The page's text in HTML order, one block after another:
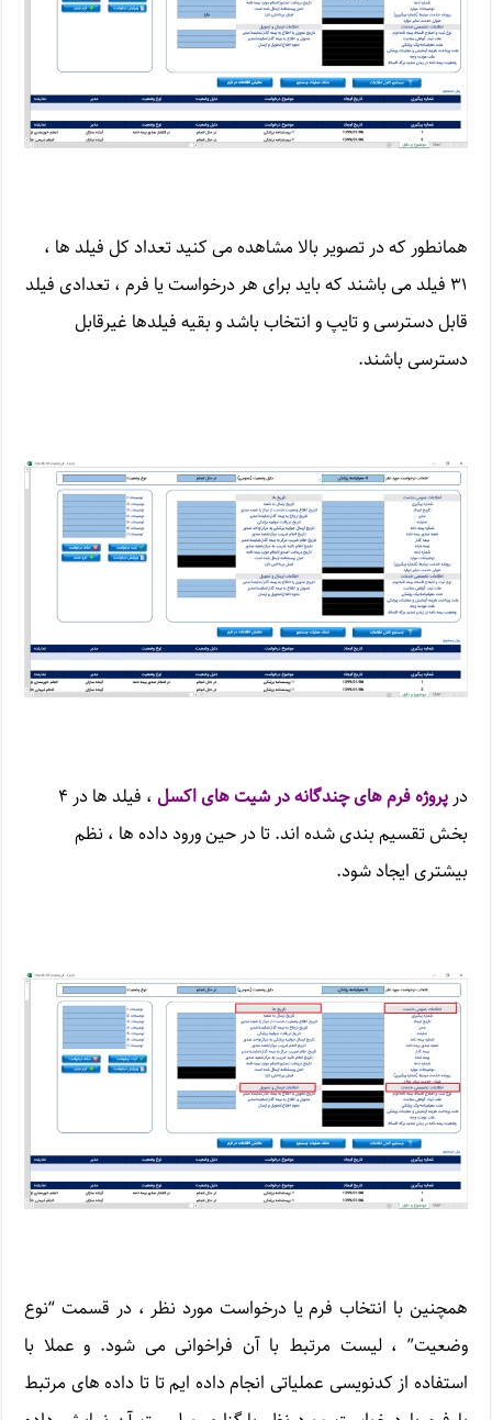
همانطور که در تصویر بالا مشاهده می کنید تعداد کل فیلد ها ،
۳۱ فیلد می باشند که باید برای هر درخواست یا فرم ، تعدادی فیلد
قابل دسترسی و تایپ و انتخاب باشد و بقیه فیلدها غیرقابل
دسترسی باشند.
درپروژه فرم های چندگانه در شیت های اکسل
، فیلد ها در ۴
بخش تقسیم بندی شده اند. تا در حین ورود داده ها ، نظم
بیشتری ایجاد شود.
همچنین با انتخاب فرم یا درخواست مورد نظر ، در قسمت “نوع
وضعیت” ، لیست مرتبط با آن فراخوانی می شود. و عملا با
استفاده از کدنویسی عملیاتی انجام داده ایم تا تا داده های مرتبط